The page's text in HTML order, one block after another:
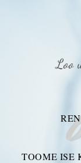
Loo
TOOME ISE